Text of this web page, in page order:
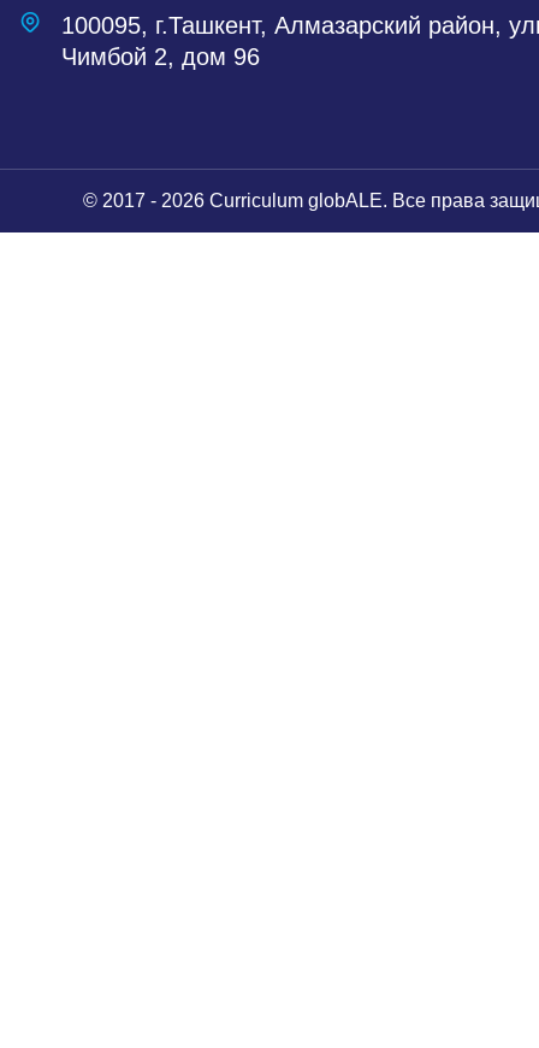
100095, г.Ташкент, Алмазарский район,
Чимбой 2, дом 96
© 2017 - 2026 Curriculum globALE. Все права